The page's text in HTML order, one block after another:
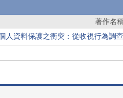
著作名
人資料保護之衝突：從收視行為調